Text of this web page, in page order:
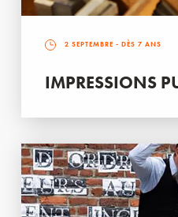
2 SEPTEMBRE - DÈS 7 ANS
IMPRESSIONS